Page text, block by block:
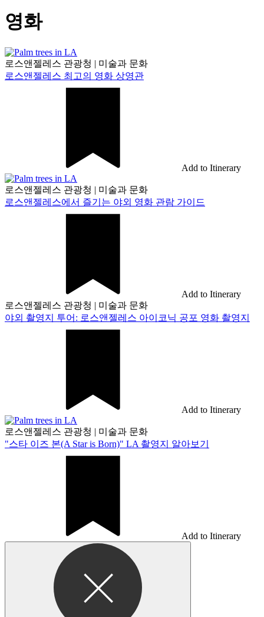
영화
로스앤젤레스 관광청 | 미술과 문화
로스앤젤레스 최고의 영화 상영관
Add to Itinerary
로스앤젤레스 관광청 | 미술과 문화
로스앤젤레스에서 즐기는 야외 영화 관람 가이드
Add to Itinerary
로스앤젤레스 관광청 | 미술과 문화
야외 촬영지 투어: 로스앤젤레스 아이코닉 공포 영화 촬영지
Add to Itinerary
로스앤젤레스 관광청 | 미술과 문화
"스타 이즈 본(A Star is Born)" LA 촬영지 알아보기
Add to Itinerary